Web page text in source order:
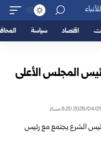
اقتصاد سياسة
المجلس الأعلى